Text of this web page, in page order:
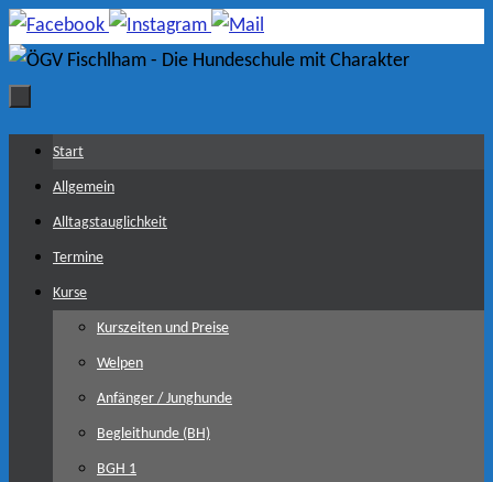
Zum
Inhalt
Zum
Inhalt
springen
Start
Allgemein
Alltagstauglichkeit
Termine
Kurse
Kurszeiten und Preise
Welpen
Anfänger / Junghunde
Begleithunde (BH)
BGH 1